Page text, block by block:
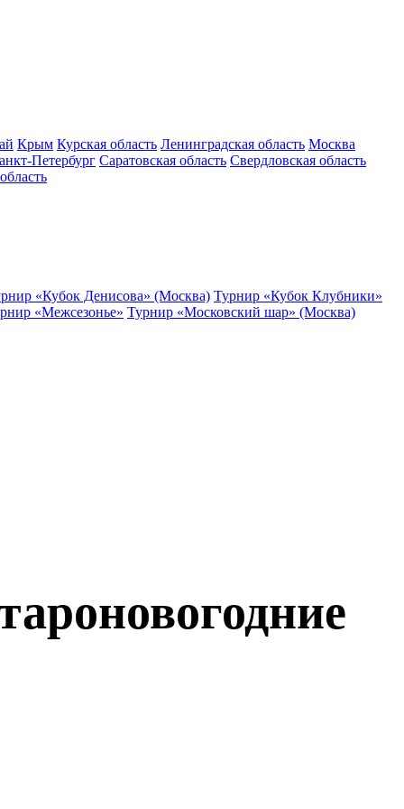
Крым Курская область Ленинградская область Москва
Петербург Саратовская область Свердловская область
«Кубок Денисова» (Москва) Турнир «Кубок Клубники»
«Межсезонье» Турнир «Московский шар» (Москва)